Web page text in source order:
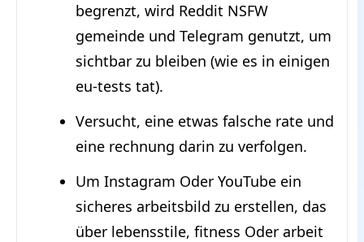
begrenzt, wird Reddit NSFW
gemeinde und Telegram genutzt, um
sichtbar zu bleiben (wie es in einigen
eu-tests tat).
Versucht, eine etwas falsche rate und
eine rechnung darin zu verfolgen.
Um Instagram Oder YouTube ein
sicheres arbeitsbild zu erstellen, das
über lebensstile, fitness Oder arbeit